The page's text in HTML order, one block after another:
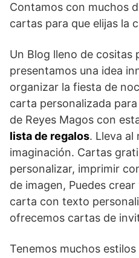
Contamos con muchos
cartas para que elijas la
Un Blog lleno de cositas
presentamos una idea
organizar la fiesta de
carta personalizada
de Reyes Magos con
lista de regalos. Lleva al
imaginación. Cartas
personalizar, imprimir
de imagen, Puedes
carta con texto
ofrecemos cartas de
Tenemos muchos